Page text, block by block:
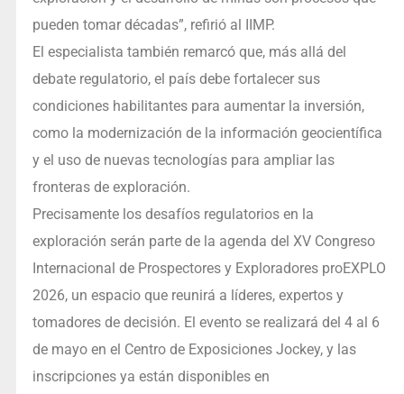
pueden tomar décadas”, refirió al IIMP.
El especialista también remarcó que, más allá del
debate regulatorio, el país debe fortalecer sus
condiciones habilitantes para aumentar la inversión,
como la modernización de la información geocientífica
y el uso de nuevas tecnologías para ampliar las
fronteras de exploración.
Precisamente los desafíos regulatorios en la
exploración serán parte de la agenda del XV Congreso
Internacional de Prospectores y Exploradores proEXPLO
2026, un espacio que reunirá a líderes, expertos y
tomadores de decisión. El evento se realizará del 4 al 6
de mayo en el Centro de Exposiciones Jockey, y las
inscripciones ya están disponibles en